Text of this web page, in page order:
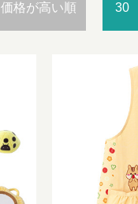
価格が高い順 30